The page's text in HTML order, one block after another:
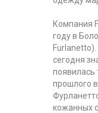
Компания
году в
сегодня
появилась
прошлого
кожанных